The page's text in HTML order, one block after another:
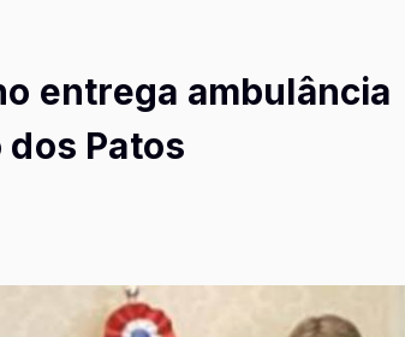
entrega ambulância
dos Patos